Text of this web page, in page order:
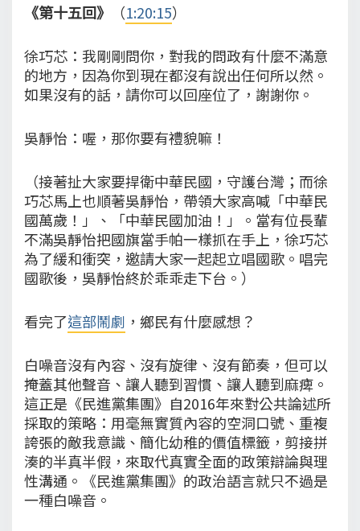
《第十五回》 （1:20:15）
徐巧芯：我剛剛問你，對我的問政有什麼不滿意
的地方，因為你到現在都沒有說出任何所以然。
如果沒有的話，請你可以回座位了，謝謝你。
吳靜怡：喔，那你要有禮貌嘛！
（接著扯大家要捍衛中華民國，守護台灣；而徐
巧芯馬上也順著吳靜怡，帶領大家高喊「中華民
國萬歲！」、「中華民國加油！」。當有位長輩
不滿吳靜怡把國旗當手帕一樣抓在手上，徐巧芯
為了緩和衝突，邀請大家一起起立唱國歌。唱完
國歌後，吳靜怡終於乖乖走下台。）
看完了這部鬧劇 ，鄉民有什麼感想？
白噪音沒有內容、沒有旋律、沒有節奏，但可以
掩蓋其他聲音、讓人聽到習慣、讓人聽到麻痺。
這正是《民進黨集團》自2016年來對公共論述所
採取的策略：用毫無實質內容的空洞口號、重複
誇張的敵我意識、簡化幼稚的價值標籤，剪接拼
湊的半真半假，來取代真實全面的政策辯論與理
性溝通。《民進黨集團》的政治語言就只不過是
一種白噪音。